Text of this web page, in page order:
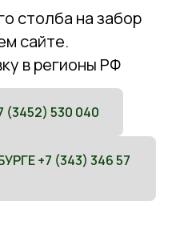
столба на забор
сайте.
в регионы РФ
530 040
+7 (343) 346 57